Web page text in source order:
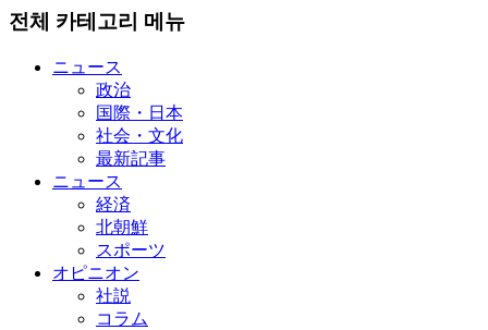
전체 카테고리 메뉴
ニュース
政治
国際・日本
社会・文化
最新記事
ニュース
経済
北朝鮮
スポーツ
オピニオン
社説
コラム